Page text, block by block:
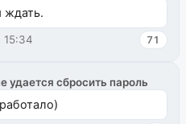
ждать.
15:34 71
удается сбросить пароль